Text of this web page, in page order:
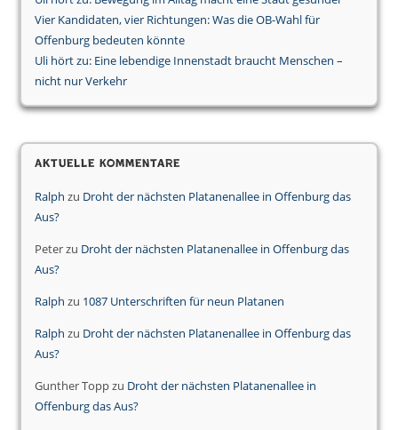
Vier Kandidaten, vier Richtungen: Was die OB-Wahl für
Offenburg bedeuten könnte
Uli hört zu: Eine lebendige Innenstadt braucht Menschen –
nicht nur Verkehr
Aktuelle Kommentare
Ralph zu Droht der nächsten Platanenallee in Offenburg das
Aus?
Peterzu Droht der nächsten Platanenallee in Offenburg das
Aus?
Ralph zu 1087 Unterschriften für neun Platanen
Ralph zu Droht der nächsten Platanenallee in Offenburg das
Aus?
Gunther Toppzu Droht der nächsten Platanenallee in
Offenburg das Aus?